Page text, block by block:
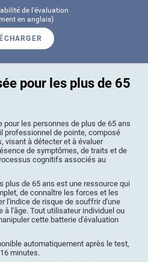
de l'évaluation
en anglais)
pour les plus de 65
pour les personnes de plus de 65 ans
professionnel de pointe, composé
visant à détecter et à évaluer
de symptômes, de traits et de
cognitifs associés au
plus de 65 ans est une ressource qui
de connaître les forces et les
l'indice de risque de souffrir d'une
l'âge. Tout utilisateur individuel ou
cette batterie d'évaluation
automatiquement après le test,
minutes.